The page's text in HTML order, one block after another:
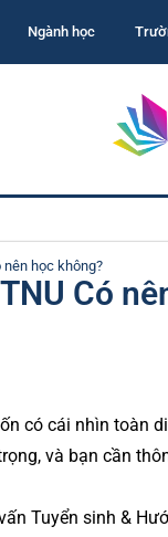
Ngành học
nên học không?
Có
có cái nhìn toàn
và bạn cần
Tuyển sinh &